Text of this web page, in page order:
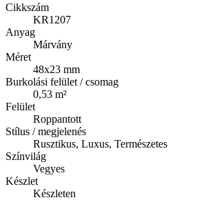
Cikkszám
KR1207
Anyag
Márvány
Méret
48x23 mm
Burkolási felület / csomag
0,53 m²
Felület
Roppantott
Stílus / megjelenés
Rusztikus, Luxus, Természetes
Színvilág
Vegyes
Készlet
Készleten